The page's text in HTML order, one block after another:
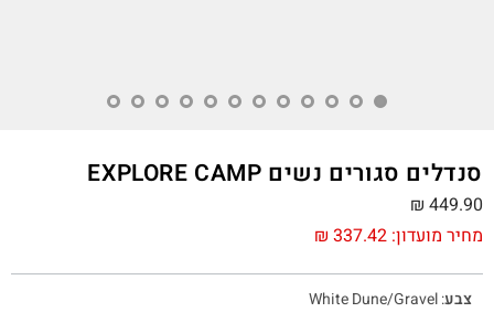
סנדלים סגורים נשים EXPLORE CAMP
מחיר מועדון: ₪ 337.42
₪ 449.90
צבע:
White Dune/Gravel